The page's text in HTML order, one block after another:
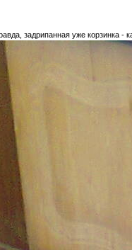
задрипанная уже корзинка -